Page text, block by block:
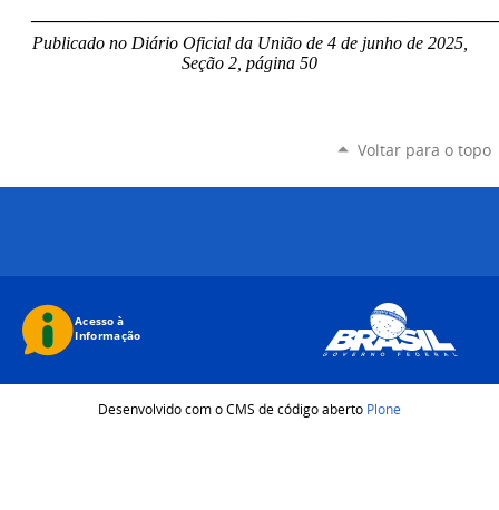
Publicado no Diário Oficial da União de 4 de junhode 2025,
Seção 2, página 50
Voltar para o topo
Desenvolvido com o CMS de código aberto Plone